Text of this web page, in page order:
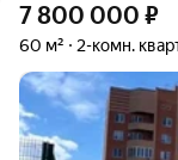
7 800 000 ₽
60 м² 2-комн.